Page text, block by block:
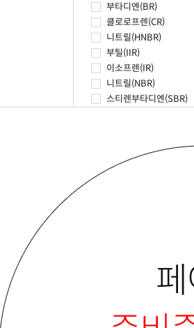
부타디엔(BR)
클로로프렌(CR)
니트릴(HNBR)
부틸(IIR)
이소프렌(IR)
니트릴(NBR)
스티렌부타디엔(SBR)
씨에스엠(CSM)
에피클로로히드린